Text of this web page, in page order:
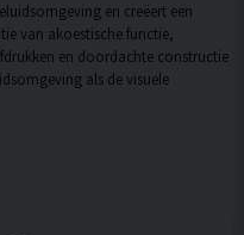
en creëert een
van akoestische functie,
en doordachte constructie
als de visuele